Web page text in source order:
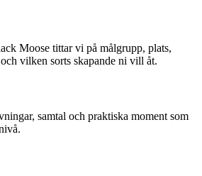
Moose tittar vi på målgrupp, plats,
vilken sorts skapande ni vill åt.
samtal och praktiska moment som